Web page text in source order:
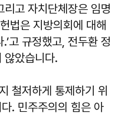
고 자치단체장은 임명
법은 지방의회에 대해
고 규정했고, 전두환 정
않았습니다.
철저하게 통제하기 위
. 민주주의의 힘은 아